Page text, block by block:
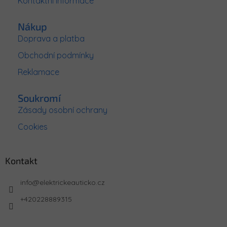
Nákup
Doprava a platba
Obchodní podmínky
Reklamace
Soukromí
Zásady osobní ochrany
Cookies
Kontakt
info@elektrickeauticko.cz
+420228889315